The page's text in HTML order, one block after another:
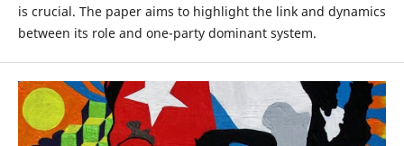
is crucial. The paper aims to highlight the link and dynamics
between its role and one-party dominant system.